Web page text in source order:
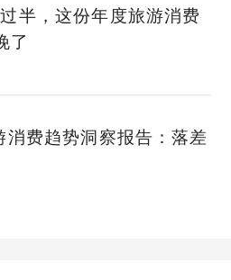
半，这份年度旅游消费
了
消费趋势洞察报告：落差